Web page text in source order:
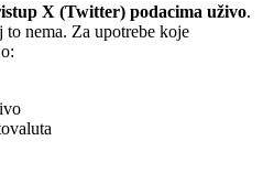
X (Twitter) podacima uživo.
nema. Za upotrebe koje